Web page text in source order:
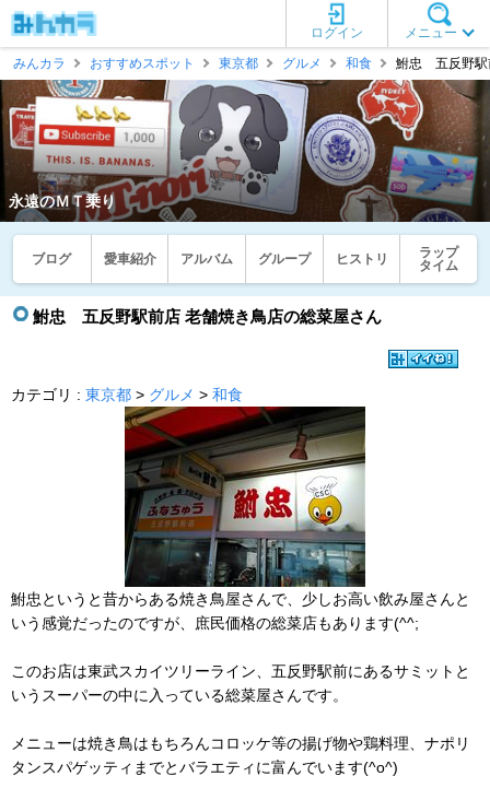
メニュー
ログイン
みんカラ
おすすめスポット 東京都 グルメ 和食 鮒忠 五反野駅
永遠のＭＴ乗り
ブログ 愛車紹介 アルバム グループ ヒストリ
ラップ
タイム
鮒忠 五反野駅前店 老舗焼き鳥店の総菜屋さん
カテゴリ : 東京都 > グルメ > 和食
鮒忠というと昔からある焼き鳥屋さんで、少しお高い飲み屋さんと
いう感覚だったのですが、庶民価格の総菜店もあります(^^;
このお店は東武スカイツリーライン、五反野駅前にあるサミットと
いうスーパーの中に入っている総菜屋さんです。
メニューは焼き鳥はもちろんコロッケ等の揚げ物や鶏料理、ナポリ
タンスパゲッティまでとバラエティに富んでいます(^o^)